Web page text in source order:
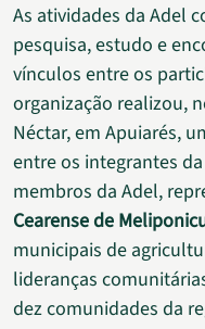
As atividades da Adel
pesquisa, estudo e
vínculos entre os
organização realizou,
Néctar, em Apuiarés,
entre os integrantes
membros da Adel,
Cearense de
municipais de
lideranças
dez comunidades da